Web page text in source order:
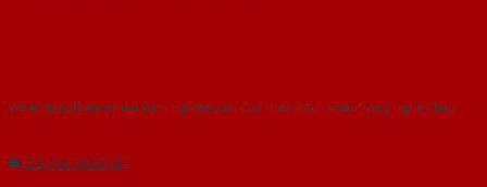
Với kinh nghiệm nhiêu năm nghiên cứu cửa theo tiêu chuẩn công nghệ Châu
Gửi yêu cầu tư vấn